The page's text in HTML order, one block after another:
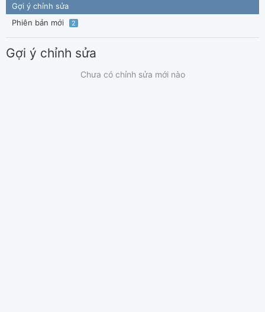
Gợi ý chỉnh sửa
Phiên bản mới
2
Gợi ý chỉnh sửa
Chưa có chỉnh sửa mới nào